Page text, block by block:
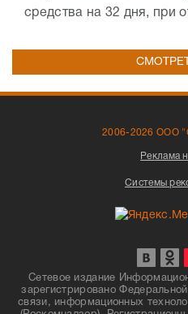
средства на 32 дня, при
2006-2026 ООО
Реклама
Системы
Сетевое издание
зарегистрировано
связи, информационных